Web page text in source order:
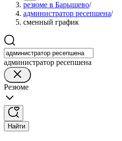
резюме в Барышево/
администратор ресепшена/
сменный график
администратор ресепшена
Резюме
Найти